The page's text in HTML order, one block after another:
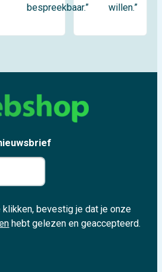
bespreekbaar.”
willen.”
bevestig je dat je onze
hebt gelezen en geaccepteerd.